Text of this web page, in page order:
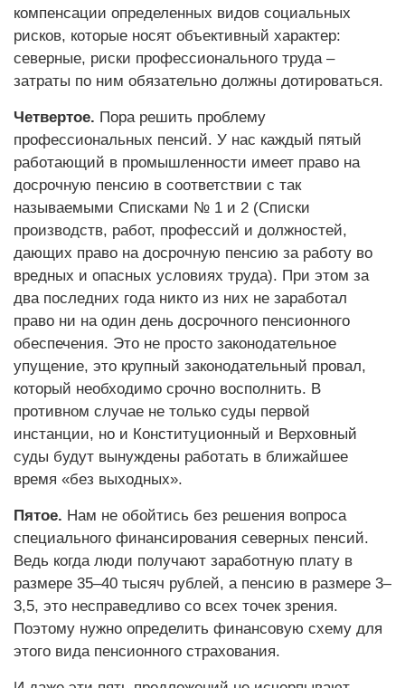
компенсации определенных видов социальных
рисков, которые носят объективный характер:
северные, риски профессионального труда –
затраты по ним обязательно должны дотироваться.
Четвертое. Пора решить проблему
профессиональных пенсий. У нас каждый пятый
работающий в промышленности имеет право на
досрочную пенсию в соответствии с так
называемыми Списками № 1 и 2 (Списки
производств, работ, профессий и должностей,
дающих право на досрочную пенсию за работу во
вредных и опасных условиях труда). При этом за
два последних года никто из них не заработал
право ни на один день досрочного пенсионного
обеспечения. Это не просто законодательное
упущение, это крупный законодательный провал,
который необходимо срочно восполнить. В
противном случае не только суды первой
инстанции, но и Конституционный и Верховный
суды будут вынуждены работать в ближайшее
время «без выходных».
Пятое. Нам не обойтись без решения вопроса
специального финансирования северных пенсий.
Ведь когда люди получают заработную плату в
размере 35–40 тысяч рублей, а пенсию в размере 3–
3,5, это несправедливо со всех точек зрения.
Поэтому нужно определить финансовую схему для
этого вида пенсионного страхования.